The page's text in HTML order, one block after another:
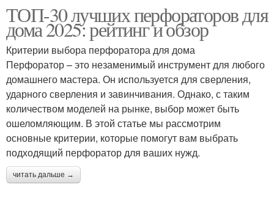
ТОП-30 лучших перфораторов для
дома 2025: рейтинг и обзор
Критерии выбора перфоратора для дома
Перфоратор – это незаменимый инструмент для любого
домашнего мастера. Он используется для сверления,
ударного сверления и завинчивания. Однако, с таким
количеством моделей на рынке, выбор может быть
ошеломляющим. В этой статье мы рассмотрим
основные критерии, которые помогут вам выбрать
подходящий перфоратор для ваших нужд.
читать дальше →